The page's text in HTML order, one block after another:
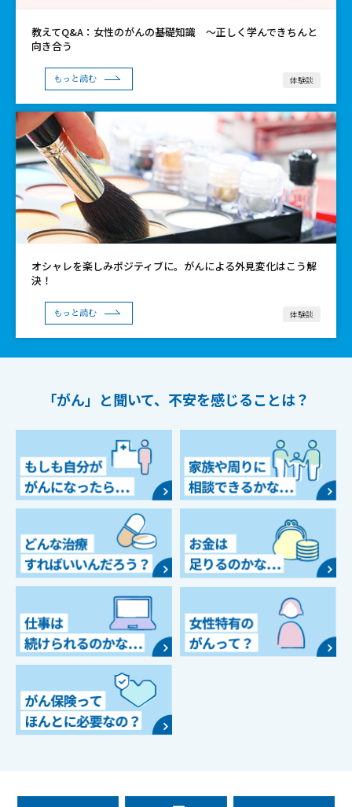
教えてQ&A：女性のがんの基礎知識 〜正しく学んできちんと
向き合う
もっと読む 体験談
オシャレを楽しみポジティブに。がんによる外見変化はこう解
決！
もっと読む 体験談
「がん」と聞いて、 不安を感じることは？